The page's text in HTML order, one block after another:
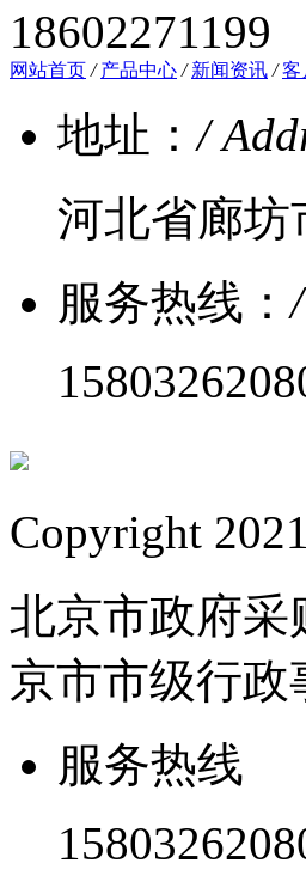
18602271199
网站首页 / 产品中心 / 新闻资讯 / 客
地址：/
河北省廊坊
服务热线：
Copyright
北京市政府采
京市市级行
服务热线